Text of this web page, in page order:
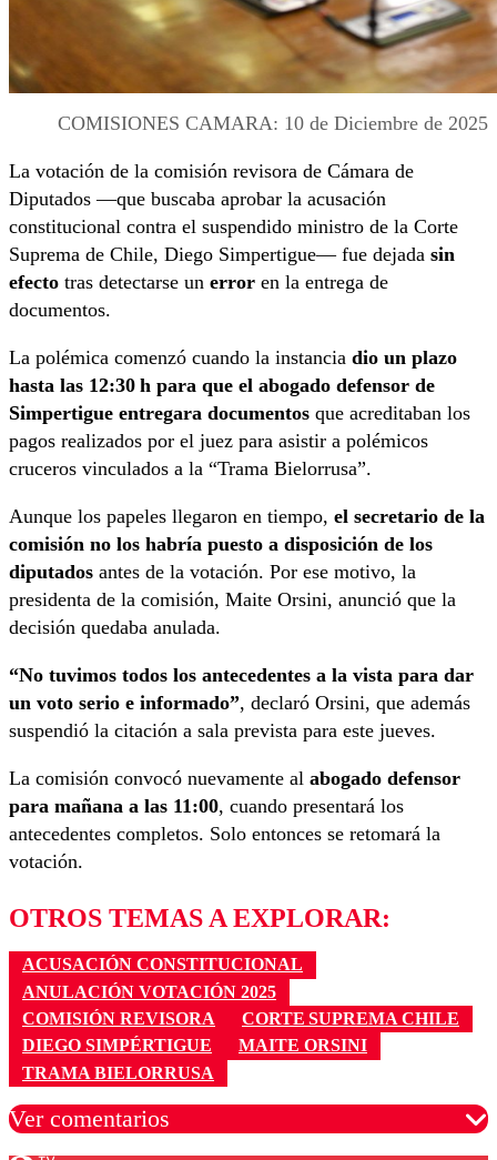
COMISIONES CAMARA: 10 de Diciembre de 2025
La votación de la comisión revisora de Cámara de
Diputados —que buscaba aprobar la acusación
constitucional contra el suspendido ministro de la Corte
Suprema de Chile, Diego Simpertigue— fue dejada sin
efecto tras detectarse un error en la entrega de
documentos.
La polémica comenzó cuando la instancia dio un plazo
hasta las 12:30 h para que el abogado defensor de
Simpertigue entregara documentos que acreditaban los
pagos realizados por el juez para asistir a polémicos
cruceros vinculados a la “Trama Bielorrusa”.
Aunque los papeles llegaron en tiempo, el secretario de la
comisión no los habría puesto a disposición de los
diputados antes de la votación. Por ese motivo, la
presidenta de la comisión, Maite Orsini, anunció que la
decisión quedaba anulada.
“No tuvimos todos los antecedentes a la vista para dar
un voto serio e informado”, declaró Orsini, que además
suspendió la citación a sala prevista para este jueves.
La comisión convocó nuevamente al abogado defensor
para mañana a las 11:00, cuando presentará los
antecedentes completos. Solo entonces se retomará la
votación.
OTROS TEMAS A EXPLORAR:
ACUSACIÓN CONSTITUCIONAL
ANULACIÓN VOTACIÓN 2025
COMISIÓN REVISORA
CORTE SUPREMA CHILE
DIEGO SIMPÉRTIGUE
MAITE ORSINI
TRAMA BIELORRUSA
Ver comentarios